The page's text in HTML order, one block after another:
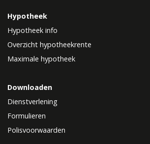
Hypotheek
Hypotheek info
Overzicht hypotheekrente
Maximale hypotheek
Downloaden
Dienstverlening
Formulieren
Polisvoorwaarden